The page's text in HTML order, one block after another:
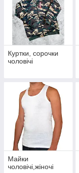
Куртки, сорочки
чоловічі
Майки
чоловічі,жіночі